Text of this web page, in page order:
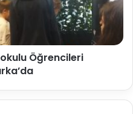
Öğrencileri